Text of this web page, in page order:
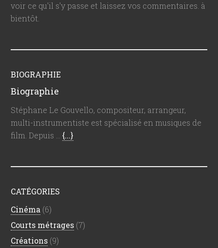
voir ce qu'il s'y passe et laissez vos commentaires. à
bientôt.
BIOGRAPHIE
Biographie
Stéphane Le Gouvello, compositeur, arrangeur,
multi-instrumentiste est spécialisé en musiques de
film. Depuis …{...}
CATÉGORIES
Cinéma (6)
Courts métrages (7)
Créations (9)